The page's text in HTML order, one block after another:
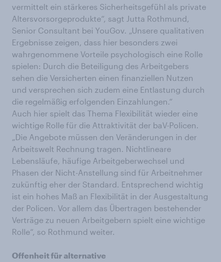
vermittelt ein stärkeres Sicherheitsgefühl als private
Altersvorsorgeprodukte“, sagt Jutta Rothmund,
Senior Consultant bei YouGov. „Unsere qualitativen
Ergebnisse zeigen, dass hier besonders zwei
wahrgenommene Vorteile psychologisch eine Rolle
spielen: Durch die Beteiligung des Arbeitgebers
sehen die Versicherten einen finanziellen Nutzen
und versprechen sich zudem eine Entlastung durch
die regelmäßig erfolgenden Einzahlungen.“
Auch hier spielt das Thema Flexibilität wieder eine
wichtige Rolle für die Attraktivität der baV-Policen.
„Die Angebote müssen den Veränderungen in der
Arbeitswelt Rechnung tragen. Nichtlineare
Lebensläufe, häufige Arbeitgeberwechsel und
Phasen der Nicht-Anstellung sind für Arbeitnehmer
zukünftig eher der Standard. Entsprechend wichtig
ist ein hohes Maß an Flexibilität in der Ausgestaltung
der Policen. Vor allem das Übertragen bestehender
Verträge zu neuen Arbeitgebern spielt eine wichtige
Rolle“, so Rothmund weiter.
Offenheit für alternative